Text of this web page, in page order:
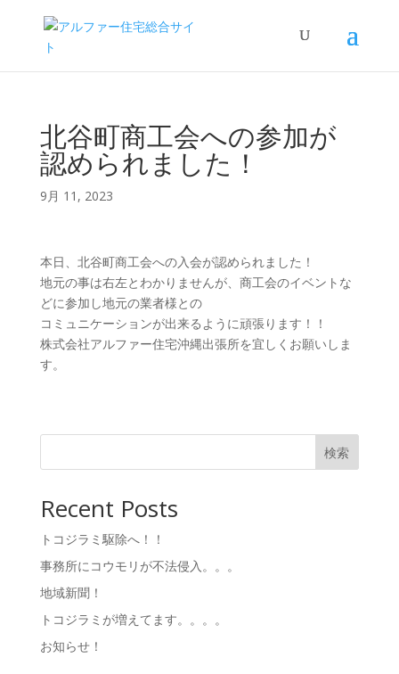
北谷町商工会への参加が
認められました！
9月 11, 2023
本日、北谷町商工会への入会が認められました！
地元の事は右左とわかりませんが、商工会のイベントな
どに参加し地元の業者様との
コミュニケーションが出来るように頑張ります！！
株式会社アルファー住宅沖縄出張所を宜しくお願いしま
す。
検索
Recent Posts
トコジラミ駆除へ！！
事務所にコウモリが不法侵入。。。
地域新聞！
トコジラミが増えてます。。。。
お知らせ！